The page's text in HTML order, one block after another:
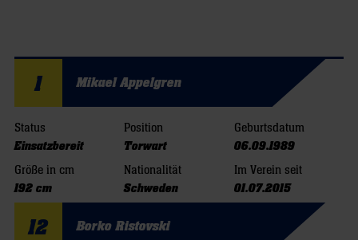
1 Mikael Appelgren
Status
Einsatzbereit
Position
Torwart
Geburtsdatum
06.09.1989
Größe in cm
192 cm
Nationalität
Schweden
Im Verein seit
01.07.2015
12 Borko Ristovski